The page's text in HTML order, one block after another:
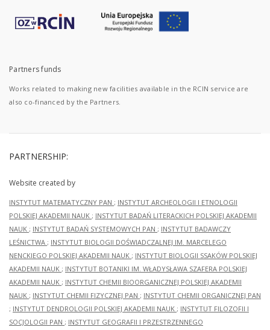
Partners funds
Works related to making new facilities available in the RCIN service are
also co-financed by the Partners.
PARTNERSHIP:
Website created by
INSTYTUT MATEMATYCZNY PAN ; INSTYTUT ARCHEOLOGII I ETNOLOGII
POLSKIEJ AKADEMII NAUK ; INSTYTUT BADAŃ LITERACKICH POLSKIEJ AKADEMII
NAUK ; INSTYTUT BADAŃ SYSTEMOWYCH PAN ; INSTYTUT BADAWCZY
LEŚNICTWA ; INSTYTUT BIOLOGII DOŚWIADCZALNEJ IM. MARCELEGO
NENCKIEGO POLSKIEJ AKADEMII NAUK ; INSTYTUT BIOLOGII SSAKÓW POLSKIEJ
AKADEMII NAUK ; INSTYTUT BOTANIKI IM. WŁADYSŁAWA SZAFERA POLSKIEJ
AKADEMII NAUK ; INSTYTUT CHEMII BIOORGANICZNEJ POLSKIEJ AKADEMII
NAUK ; INSTYTUT CHEMII FIZYCZNEJ PAN ; INSTYTUT CHEMII ORGANICZNEJ PAN
; INSTYTUT DENDROLOGII POLSKIEJ AKADEMII NAUK ; INSTYTUT FILOZOFII I
SOCJOLOGII PAN ; INSTYTUT GEOGRAFII I PRZESTRZENNEGO